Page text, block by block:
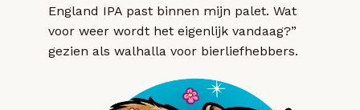
England IPA past binnen mijn palet. Wat
voor weer wordt het eigenlijk vandaag?”
gezien als walhalla voor bierliefhebbers.